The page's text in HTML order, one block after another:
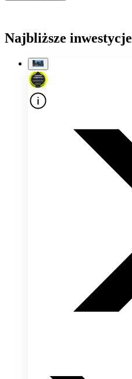
Najbliższe inwestycje